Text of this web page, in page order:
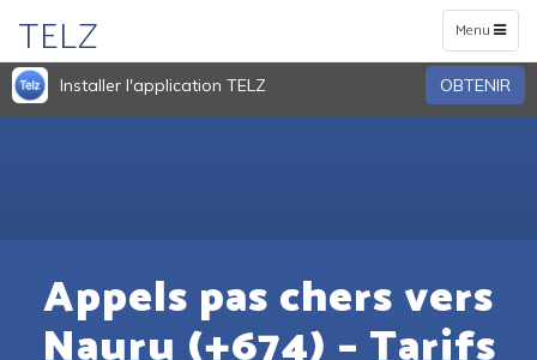
Toggle
navigation
Menu
TELZ
Installer l'application TELZ OBTENIR
Appels pas chers vers